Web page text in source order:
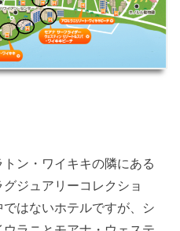
ン・ワイキキの隣にある
グジュアリーコレクショ
はないホテルですが、シ